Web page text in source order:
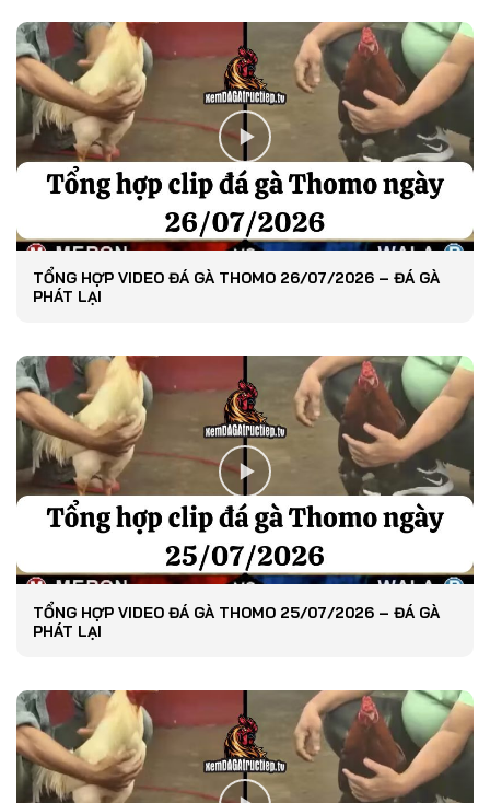
TỔNG HỢP VIDEO ĐÁ GÀ THOMO 26/07/2026 – ĐÁ GÀ
PHÁT LẠI
TỔNG HỢP VIDEO ĐÁ GÀ THOMO 25/07/2026 – ĐÁ GÀ
PHÁT LẠI